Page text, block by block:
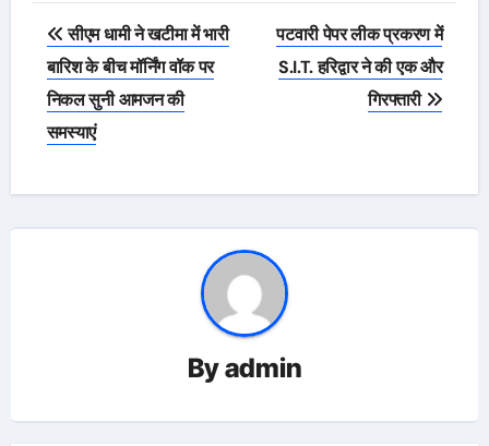
Post
navigation
सीएम धामी ने खटीमा में भारी
बारिश के बीच मॉर्निंग वॉक पर
निकल सुनी आमजन की
समस्याएं
पटवारी पेपर लीक प्रकरण में
S.I.T. हरिद्वार ने की एक और
गिरफ्तारी
Byadmin